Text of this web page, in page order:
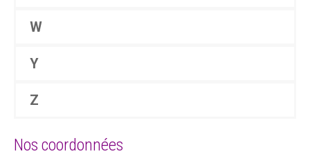
W
Y
Z
Nos coordonnées